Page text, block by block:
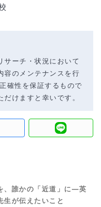
サーチ・状況において
容のメンテナンスを行
確性を保証するもので
けますと幸いです。
、誰かの「近道」に―英
生が伝えたいこと